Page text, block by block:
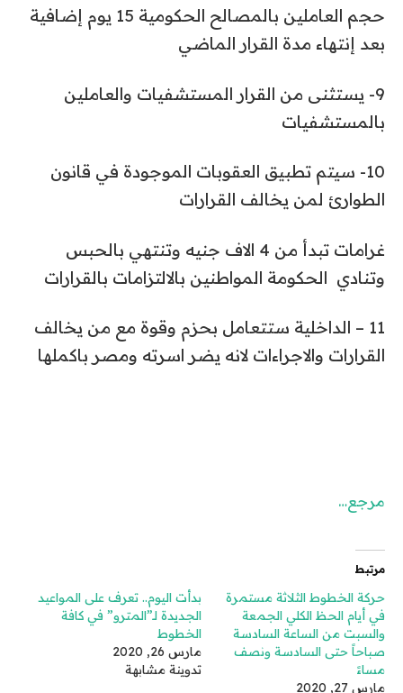
حجم العاملين بالمصالح الحكومية 15 يوم إضافية
بعد إنتهاء مدة القرار الماضي
9- يستثنى من القرار المستشفيات والعاملين
بالمستشفيات
10- سيتم تطبيق العقوبات الموجودة في قانون
الطوارئ لمن يخالف القرارات
غرامات تبدأ من 4 الاف جنيه وتنتهي بالحبس
وتنادي الحكومة المواطنين بالالتزامات بالقرارات
11 – الداخلية ستتعامل بحزم وقوة مع من يخالف
القرارات والاجراءات لانه يضر اسرته ومصر باكملها
مرجع…
مرتبط
حركة الخطوط الثلاثة مستمرة
في أيام الحظ الكلي الجمعة
والسبت من الساعة السادسة
صباحاً حتى السادسة ونصف
مساءً
مارس 27, 2020
بدأت اليوم.. تعرف على المواعيد
الجديدة لـ”المترو” في كافة
الخطوط
مارس 26, 2020
تدوينة مشابهة